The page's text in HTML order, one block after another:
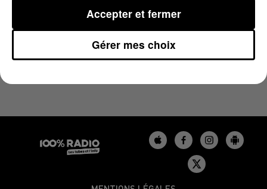
Gérer mes choix
Accepter et fermer